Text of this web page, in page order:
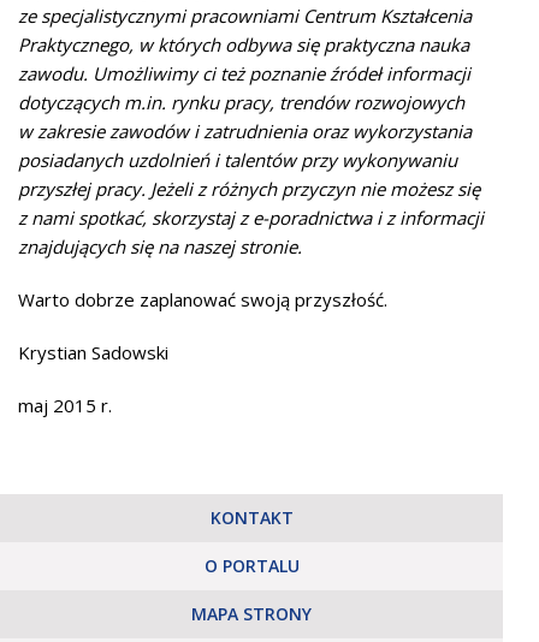
ze specjalistycznymi pracowniami Centrum Kształcenia
Praktycznego, w których odbywa się praktyczna nauka
zawodu. Umożliwimy ci też poznanie źródeł informacji
dotyczących m.in. rynku pracy, trendów rozwojowych
w zakresie zawodów i zatrudnienia oraz wykorzystania
posiadanych uzdolnień i talentów przy wykonywaniu
przyszłej pracy. Jeżeli z różnych przyczyn nie możesz się
z nami spotkać, skorzystaj z e-poradnictwa i z informacji
znajdujących się na naszej stronie.
Warto dobrze zaplanować swoją przyszłość.
Krystian Sadowski
maj 2015 r.
KONTAKT
O PORTALU
MAPA STRONY